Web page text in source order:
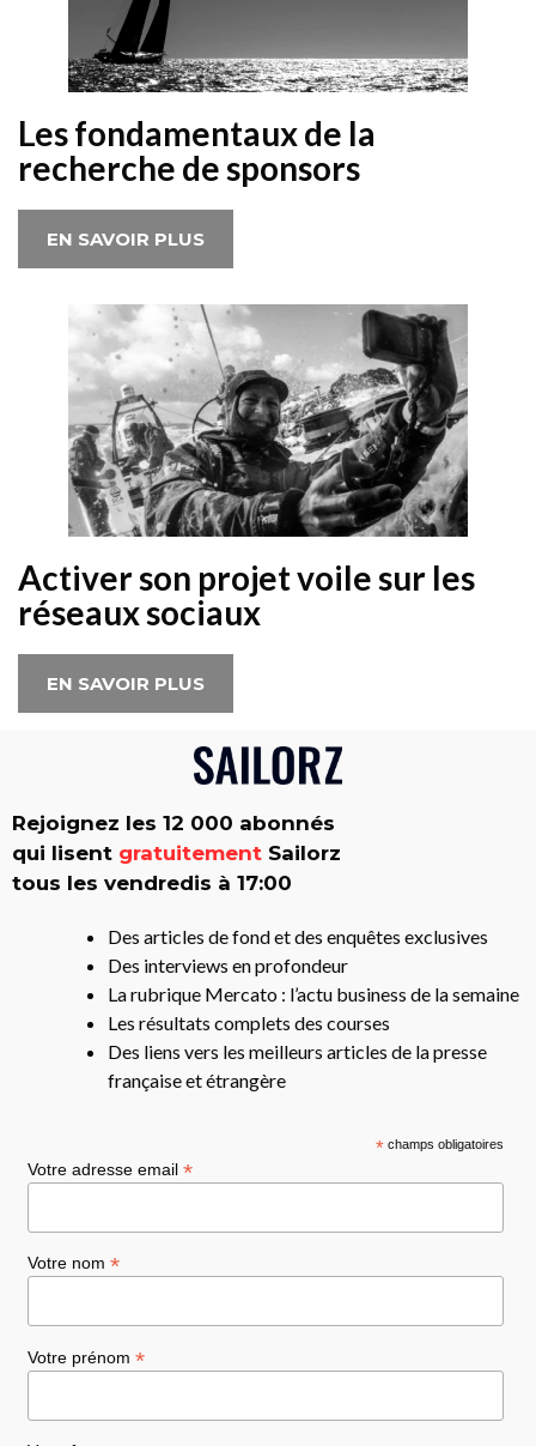
Les fondamentaux de la
recherche de sponsors
EN SAVOIR PLUS
Activer son projet voile sur les
réseaux sociaux
EN SAVOIR PLUS
Rejoignez les 12 000 abonnés
qui lisent gratuitement Sailorz
tous les vendredis à 17:00
Des articles de fond et des enquêtes exclusives
Des interviews en profondeur
La rubrique Mercato : l’actu business de la semaine
Les résultats complets des courses
Des liens vers les meilleurs articles de la presse
française et étrangère
* champs obligatoires
Votre adresse email *
Votre nom *
Votre prénom *